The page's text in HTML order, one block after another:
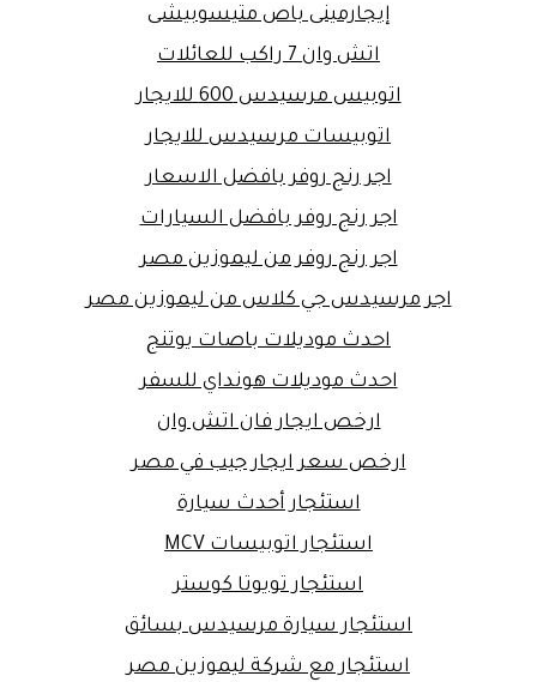
إيجارمينى باص متيسوبيشى
اتش وان 7 راكب للعائلات
اتوبيس مرسيدس 600 للايجار
اتوبيسات مرسيدس للايجار
اجر رنج روفر بافضل الاسعار
اجر رنج روفر بافضل السيارات
اجر رنج روفر من ليموزين مصر
اجر مرسيدس جي كلاس من ليموزين مصر
احدث موديلات باصات يوتنج
احدث موديلات هونداي للسفر
ارخص ايجار فان اتش وان
ارخص سعر ايجار جيب في مصر
استئجار أحدث سيارة
استئجار اتوبيسات MCV
استئجار تويوتا كوستر
استئجار سيارة مرسيدس بسائق
استئجار مع شركة ليموزين مصر